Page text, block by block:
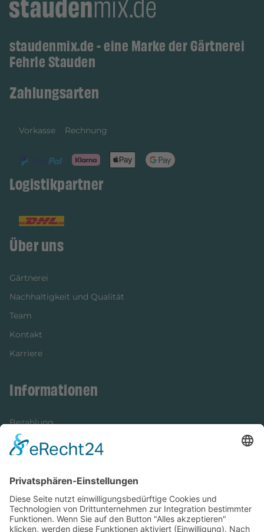
staudenmix.de - eine Marke der Gärtnerei
Fehrle Stauden
Zahlungsarten
Vorkasse Rechnung
Logistikpartner
Über uns
Gärtnerei
Nachhaltigkeit und Qualität
Team
Kontakt
Karriere
Informationen
Bezahlung
Newsletter
Versandinformationen
Verfügbarkeit/Verträglichkeit
Rechtliches